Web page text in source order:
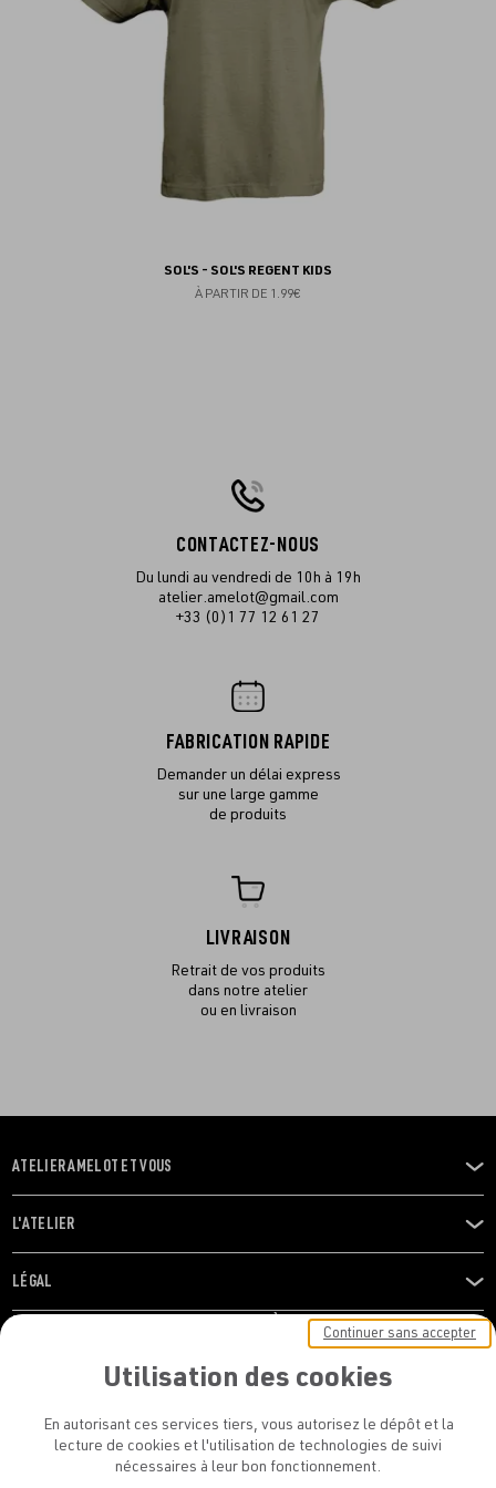
SOL'S - SOL'S REGENT KIDS
À PARTIR DE 1.99€
CONTACTEZ-NOUS
Du lundi au vendredi de 10h à 19h
atelier.amelot@gmail.com
+33 (0)1 77 12 61 27
FABRICATION RAPIDE
Demander un délai express
sur une large gamme
de produits
LIVRAISON
Retrait de vos produits
dans notre atelier
ou en livraison
OUVRIR
LE
MENU
ATELIER AMELOT ET VOUS
OUVRIR
LE
MENU
L'ATELIER
OUVRIR
LE
LÉGAL
RESTONS EN CONTACT ! ABONNEZ-VOUS À NOTRE
Utilisation des cookies
En autorisant ces services tiers, vous autorisez le dépôt et la
lecture de cookies et l'utilisation de technologies de suivi
nécessaires à leur bon fonctionnement.
Continuer sans accepter